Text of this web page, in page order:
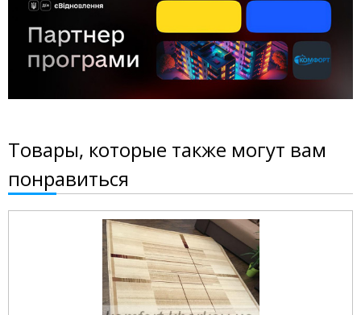
Товары, которые также могут вам
понравиться